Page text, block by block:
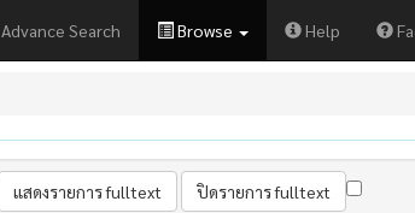
Advance Search Browse Help